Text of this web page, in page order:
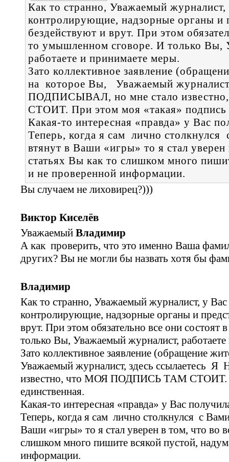
Как то странно, Уважаемый журналист,
контролирующие, надзорные органы и
бездействуют и врут. При этом
то умышленном сговоре. И только Вы,
работаете и принимаете меры.
Зато коллективное заявление
на которое Вы, Уважаемый
ПОДПИСЫВАЛ, но мне стало
СТОИТ. При этом моя «такая» подпись
Какая-то интересная «правда» у Вас
Теперь, когда я сам лично столкнулся
втянут в Ваши «игры» то я стал
статьях Вы как то слишком много
и не проверенной информации.
Вы случаем не лиховирец?)))
Виктор Киселёв
Уважаемый Владимир
А как проверить, что это именно Ваша
других? Вы не могли бы назвать хотя бы
Владимир
Как то странно, Уважаемый журналист, у Вас
контролирующие, надзорные органы и
врут. При этом обязательно все они
только Вы, Уважаемый журналист,
Зато коллективное заявление (обращение
Уважаемый журналист, здесь
известно, что МОЯ ПОДПИСЬ ТАМ СТОИТ.
единственная.
Какая-то интересная «правда» у Вас
Теперь, когда я сам лично столкнулся с
Ваши «игры» то я стал уверен в том, что во
слишком много пишите всякой пустой,
информации.